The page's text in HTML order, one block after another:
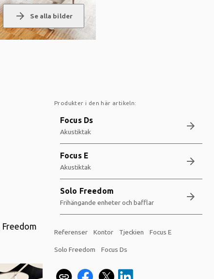
arrow_forward Se alla bilder
Freedom
Produkter i den här artikeln:
Focus Ds
Akustiktak arrow_forward
Focus E
Akustiktak arrow_forward
Solo Freedom
Frihängande enheter och bafflar arrow_forward
Referenser Kontor Tjeckien Focus E
Solo Freedom Focus Ds